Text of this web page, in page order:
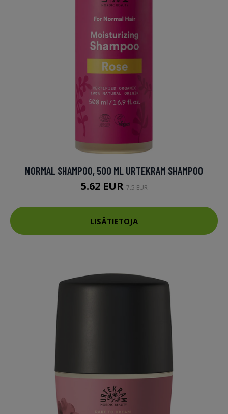
NORMAL SHAMPOO, 500 ML URTEKRAM SHAMPOO
5.62 EUR7.5 EUR
LISÄTIETOJA